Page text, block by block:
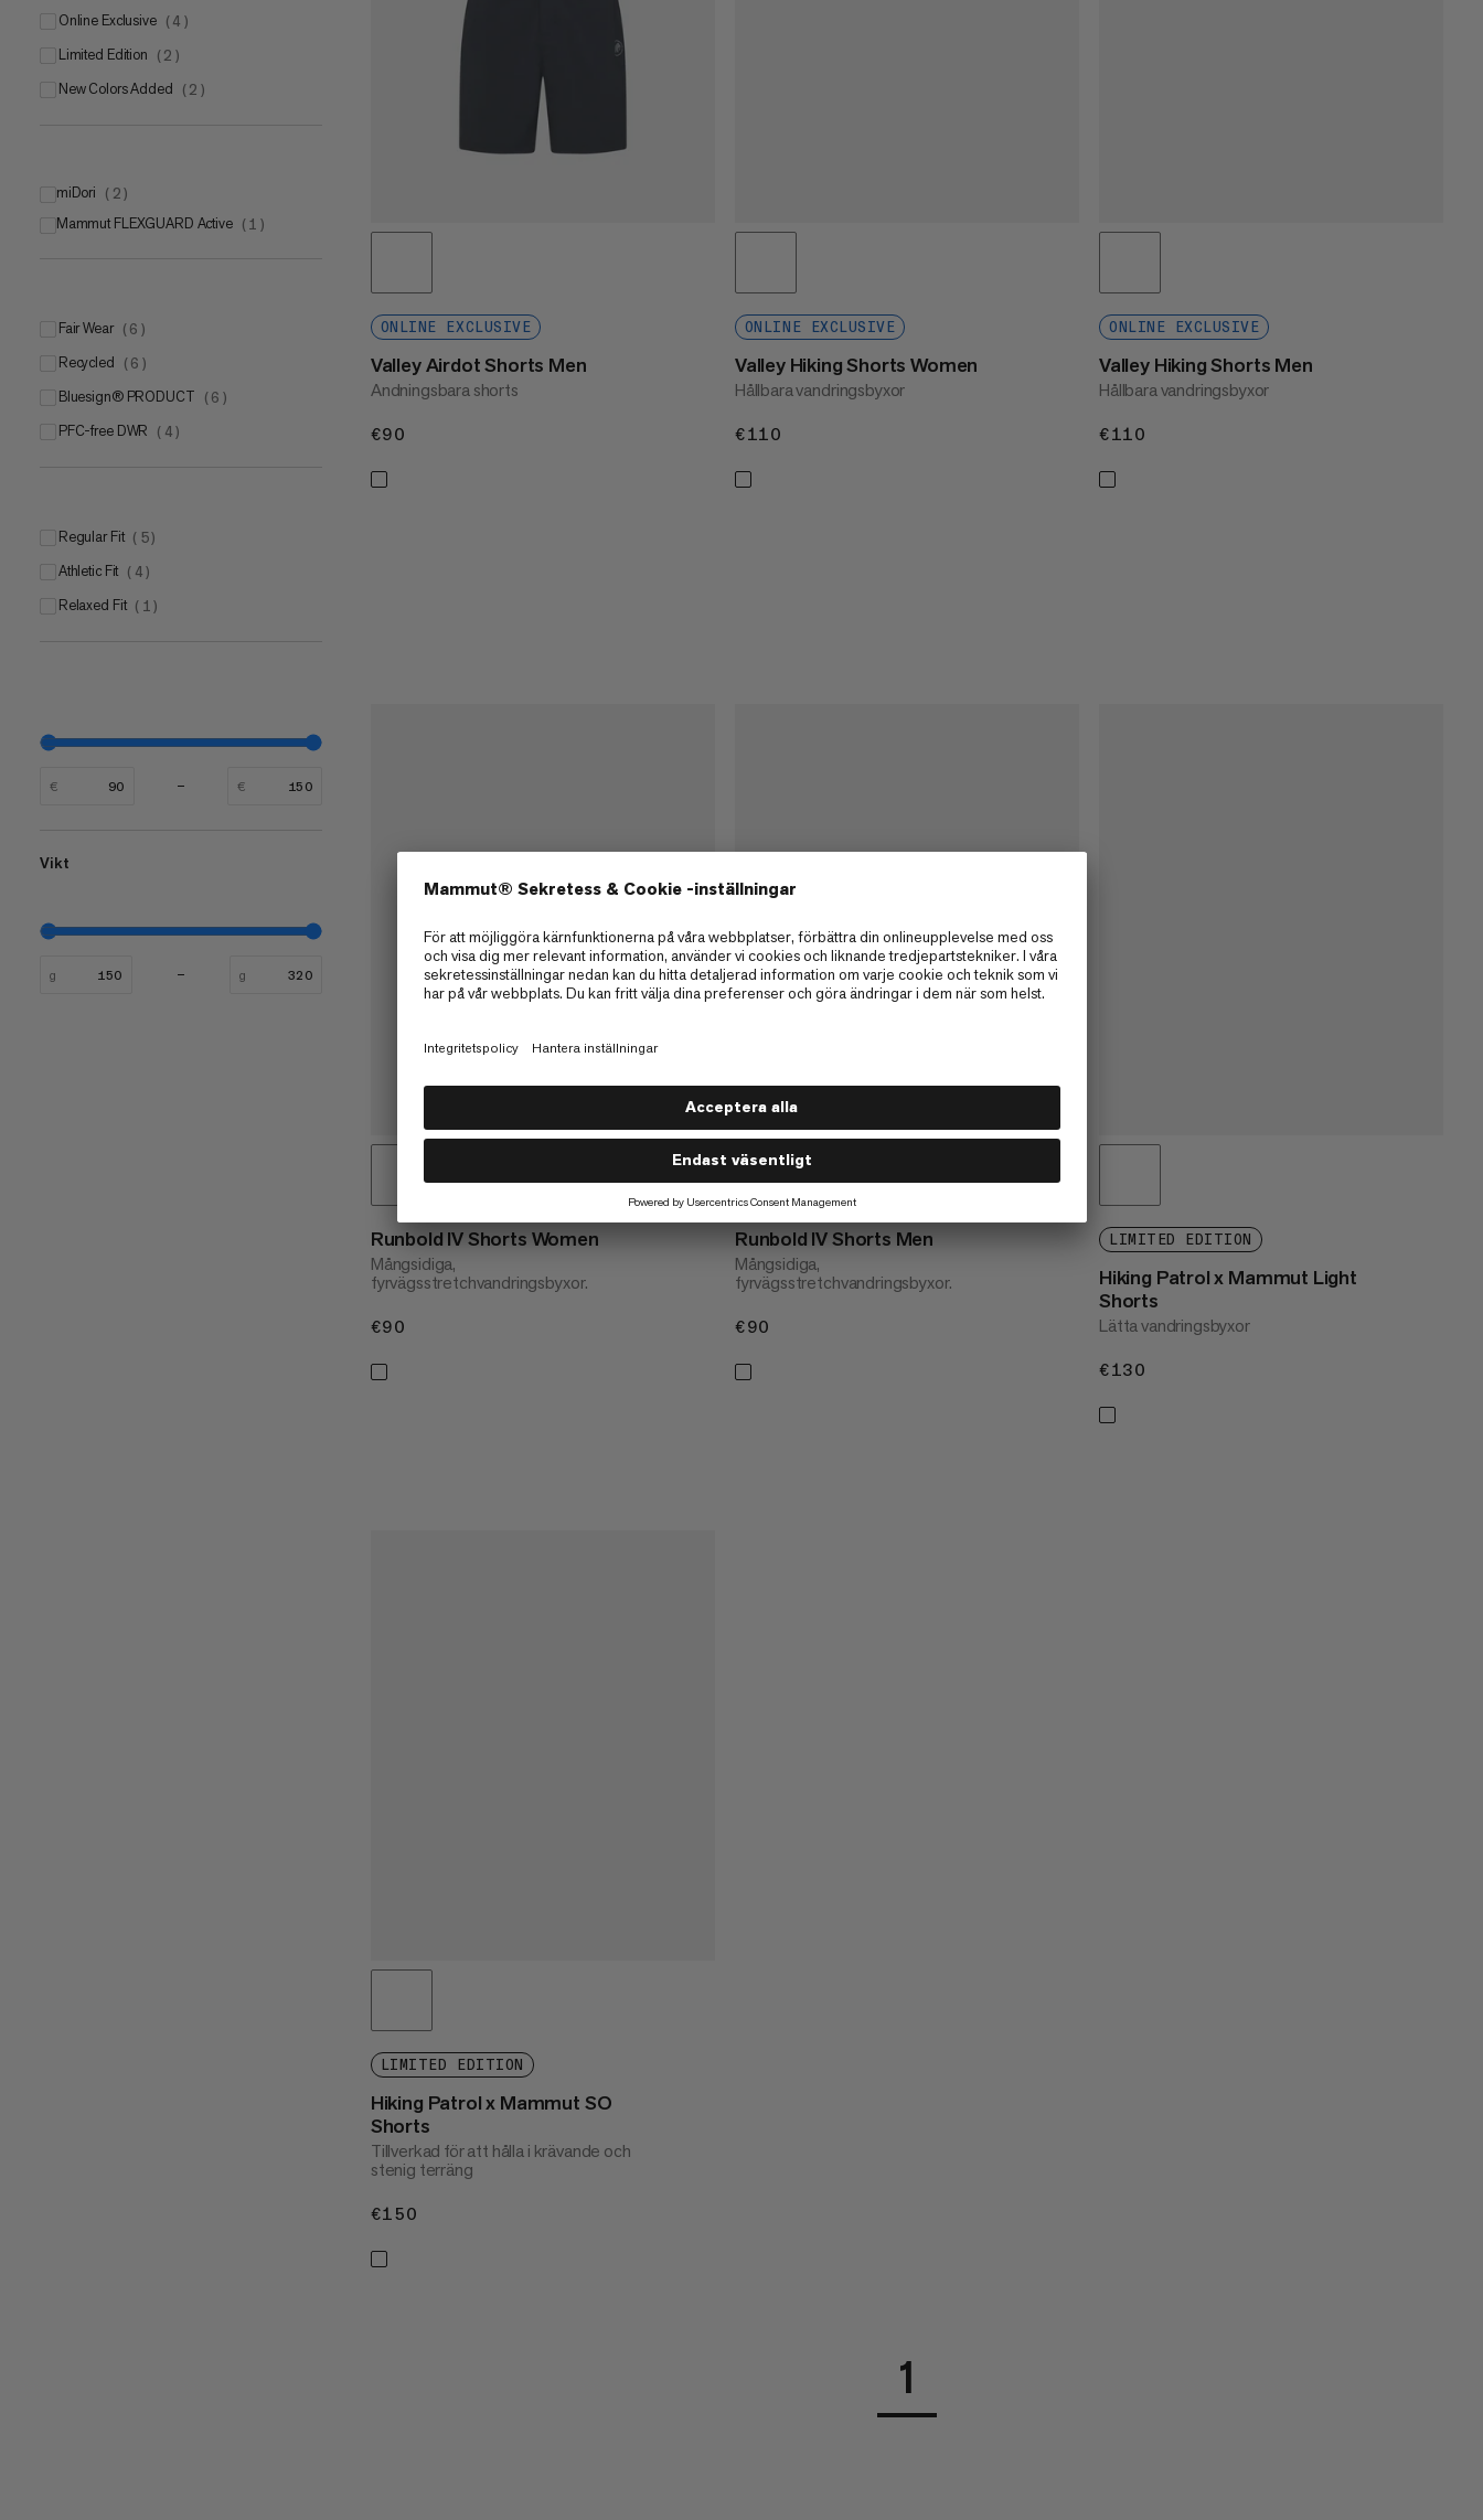
Online Exclusive ( 4 )
Limited Edition ( 2 )
New Colors Added ( 2 )
miDori ( 2 )
Mammut FLEXGUARD Active ( 1 )
Fair Wear ( 6 )
Recycled ( 6 )
bluesign® PRODUCT ( 6 )
PFC-free DWR ( 4 )
Regular Fit ( 5)
Athletic Fit ( 4 )
Relaxed Fit ( 1 )
€ €
Vikt
g g
ONLINE EXCLUSIVE
Valley Airdot Shorts Men
Andningsbara shorts
€90
ONLINE EXCLUSIVE
Valley Hiking Shorts Women
Hållbara vandringsbyxor
€110
ONLINE EXCLUSIVE
Valley Hiking Shorts Men
Hållbara vandringsbyxor
€110
Runbold IV Shorts Women
Mångsidiga,
fyrvägsstretchvandringsbyxor.
€90
Runbold IV Shorts Men
Mångsidiga,
fyrvägsstretchvandringsbyxor.
€90
LIMITED EDITION
Hiking Patrol x Mammut Light
Shorts
Lätta vandringsbyxor
€130
LIMITED EDITION
Hiking Patrol x Mammut SO
Shorts
Tillverkad för att hålla i krävande och
stenig terräng
€150
1